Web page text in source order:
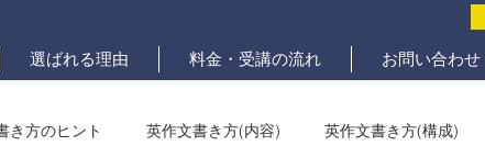
選ばれる理由 料金・受講の流れ お問い合わ
き方のヒント 英作文書き方(内容) 英作文書き方(構成)